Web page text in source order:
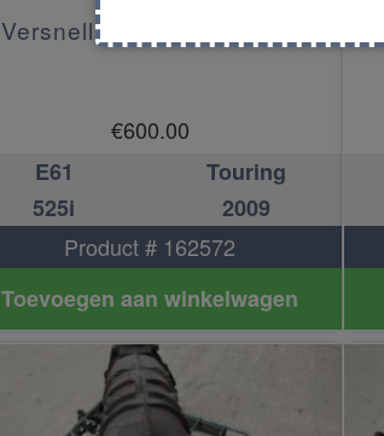
Versnellingsbak automaat
€600.00
E61
Touring
525i
2009
Product # 162572
Toevoegen aan winkelwagen